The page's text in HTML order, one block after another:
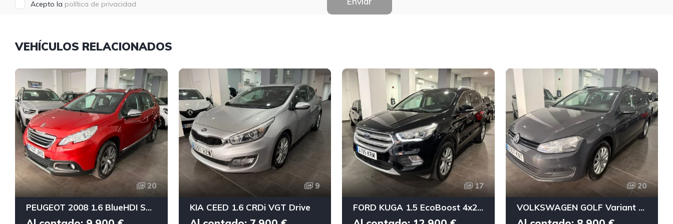
Acepto la política de privacidad
VEHÍCULOS RELACIONADOS
20
PEUGEOT 2008 1.6 BlueHDI S&S Allure 120
9
KIA CEED 1.6 CRDi VGT Drive
17
FORD KUGA 1.5 EcoBoost 4x2 Trend
20
VOLKSWAGEN GOLF Variant Edition 1.2 TSI BMT